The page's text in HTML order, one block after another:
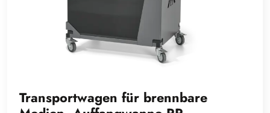
Transportwagen für brennbare